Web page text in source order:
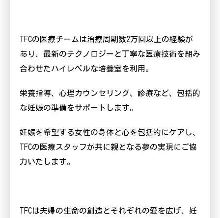
TFCの医療チームは治療周期数2万回以上の経験が
あり、最新のテクノロジーと丁寧な医療技術を組み
合わせたハイレベルな培養室を利用。
栄養指導、心理カウンセリング、診療など、包括的
な妊娠の準備をサポートします。
妊娠を希望する女性の身体と心を包括的にケアし、
TFCの医療スタッフが共に親となる夢の実現にご協
力いたします。
TFCは夫婦の生命の創造とそれぞれの愛を広げ、妊